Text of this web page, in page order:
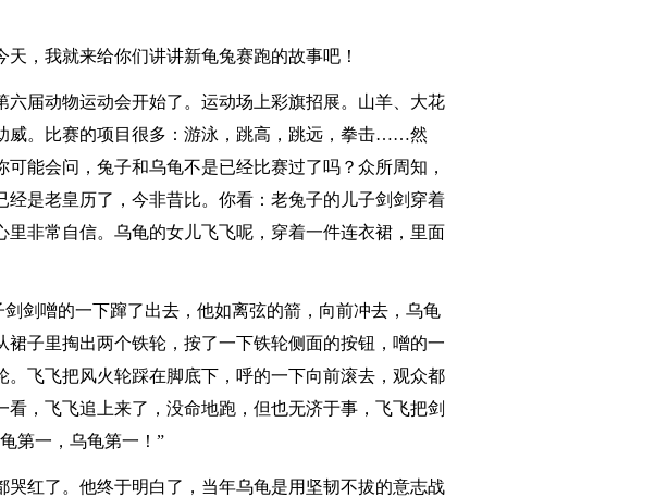
，我就来给你们讲讲新龟兔赛跑的故事吧！
届动物运动会开始了。运动场上彩旗招展。山羊、大花
。比赛的项目很多：游泳，跳高，跳远，拳击……然
能会问，兔子和乌龟不是已经比赛过了吗？众所周知，
是老皇历了，今非昔比。你看：老兔子的儿子剑剑穿着
非常自信。乌龟的女儿飞飞呢，穿着一件连衣裙，里面
剑噌的一下蹿了出去，他如离弦的箭，向前冲去，乌龟
子里掏出两个铁轮，按了一下铁轮侧面的按钮，噌的一
飞飞把风火轮踩在脚底下，呼的一下向前滚去，观众都
，飞飞追上来了，没命地跑，但也无济于事，飞飞把剑
第一，乌龟第一！”
红了。他终于明白了，当年乌龟是用坚韧不拔的意志战